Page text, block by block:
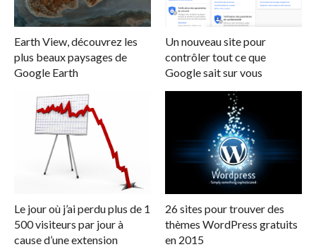
Earth View, découvrez les
plus beaux paysages de
Google Earth
Un nouveau site pour
contrôler tout ce que
Google sait sur vous
Le jour où j’ai perdu plus de 1
500 visiteurs par jour à
cause d’une extension
26 sites pour trouver des
thèmes WordPress gratuits
en 2015